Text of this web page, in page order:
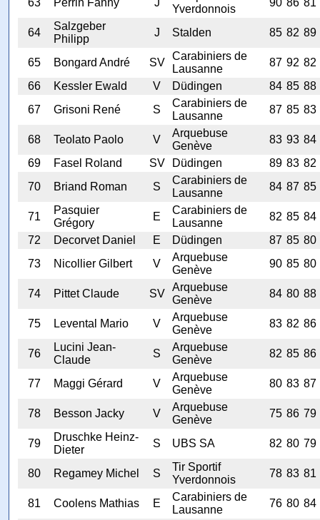
63 Perrin Fanny J
Yverdonnois
90 86 81
64
Salzgeber
Philipp
J Stalden 85 82 89
65 Bongard André SV
Carabiniers de
Lausanne
87 92 82
66
Kessler Ewald V Düdingen 84 85 88
67
Grisoni René S
Carabiniers de
Lausanne
87 85 83
68 Teolato Paolo V
Arquebuse
Genève
83 93 84
69
Fasel Roland SV Düdingen 89 83 82
70
Briand Roman S
Carabiniers de
Lausanne
84 87 85
71
Pasquier
Grégory
E
Carabiniers de
Lausanne
82 85 84
72
Decorvet Daniel E Düdingen 87 85 80
73
Nicollier Gilbert V
Arquebuse
Genève
90 85 80
74 Pittet Claude SV
Arquebuse
Genève
84 80 88
75 Levental Mario V
Arquebuse
Genève
83 82 86
76
Lucini Jean-
Claude
S
Arquebuse
Genève
82 85 86
77 Maggi Gérard V
Arquebuse
Genève
80 83 87
78 Besson Jacky V
Arquebuse
Genève
75 86 79
79
Druschke Heinz-
Dieter
S UBS SA 82 80 79
80 Regamey Michel S
Tir Sportif
Yverdonnois
78 83 81
81 Coolens Mathias E
Carabiniers de
Lausanne
76 80 84